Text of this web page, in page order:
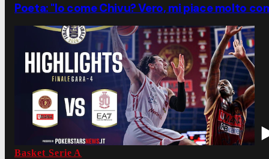
Poeta: "Io come Chivu? Vero, mi piace molto
Basket Serie A